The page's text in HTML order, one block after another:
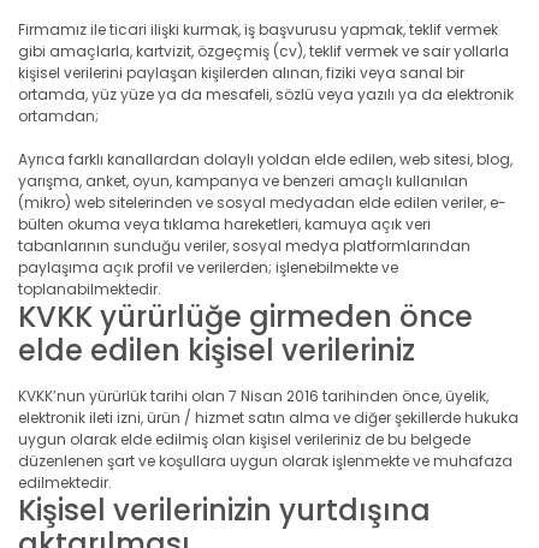
Firmamız ile ticari ilişki kurmak, iş başvurusu yapmak, teklif vermek
gibi amaçlarla, kartvizit, özgeçmiş (cv), teklif vermek ve sair yollarla
kişisel verilerini paylaşan kişilerden alınan, fiziki veya sanal bir
ortamda, yüz yüze ya da mesafeli, sözlü veya yazılı ya da elektronik
ortamdan;
Ayrıca farklı kanallardan dolaylı yoldan elde edilen, web sitesi, blog,
yarışma, anket, oyun, kampanya ve benzeri amaçlı kullanılan
(mikro) web sitelerinden ve sosyal medyadan elde edilen veriler, e-
bülten okuma veya tıklama hareketleri, kamuya açık veri
tabanlarının sunduğu veriler, sosyal medya platformlarından
paylaşıma açık profil ve verilerden; işlenebilmekte ve
toplanabilmektedir.
KVKK yürürlüğe girmeden önce
elde edilen kişisel verileriniz
KVKK’nun yürürlük tarihi olan 7 Nisan 2016 tarihinden önce, üyelik,
elektronik ileti izni, ürün / hizmet satın alma ve diğer şekillerde hukuka
uygun olarak elde edilmiş olan kişisel verileriniz de bu belgede
düzenlenen şart ve koşullara uygun olarak işlenmekte ve muhafaza
edilmektedir.
Kişisel verilerinizin yurtdışına